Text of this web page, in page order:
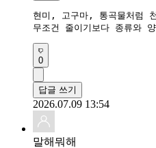
현미, 고구마, 통곡물처럼
무조건 줄이기보다 종류와
0
답글 쓰기
2026.07.09 13:54
말해뭐해